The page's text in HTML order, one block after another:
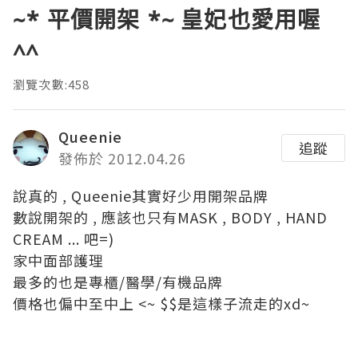
~* 平價開架 *~ 皇妃也愛用喔
^^
瀏覽次數:458
Queenie
發佈於 2012.04.26
追蹤
說真的 , Queenie其實好少用開架品牌
數說開架的 , 應該也只有MASK , BODY , HAND
CREAM ... 吧=)
家中面部護理
最多的也是專櫃/醫學/有機品牌
價格也偏中至中上 <~ $$是這樣子流走的xd~